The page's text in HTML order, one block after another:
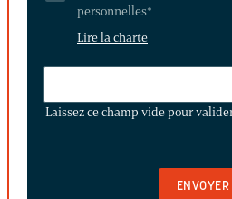
personnelles*
Lire la charte
CHAMP
Laissez ce champ vide pour